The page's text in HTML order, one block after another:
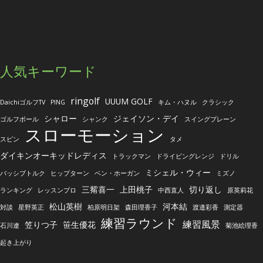
人気キーワード
DaichiゴルフTV PING ringolf UUUM GOLF キム・ハヌル クラシック
ゴルフボール シャロー シャンク ジェイソン・デイ スイングプレーン
スピン スローモーション タメ
ダイキンオーキッドレディス トラックマン ドライビングレンジ ドリル
パッシブトルク ヒップターン ベン・ホーガン ミシェル・ウィー ミズノ
ランキング レッスンプロ 三觜喜一 上田桃子 中西直人 切り返し 原英莉花
対談 星野英正 松山英樹 柏原明日架 森田理香子 河本結 渡邉彩香 測定器
石川遼 笠りつ子 笹生優花 練習ラウンド 練習風景 菊池絵理香
起き上がり